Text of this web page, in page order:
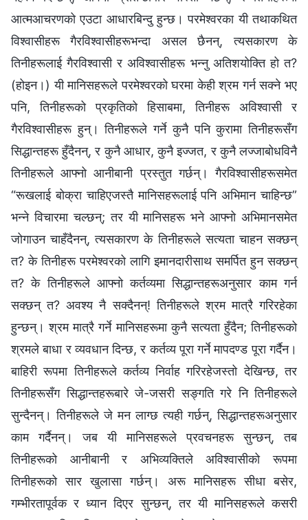
आत्मआचरणको एउटा आधारबिन्दु हुन्छ। परमेश्‍वरका यी तथाकथित
विश्‍वासीहरू गैरविश्‍वासीहरूभन्दा असल छैनन्, त्यसकारण के
तिनीहरूलाई गैरविश्‍वासी र अविश्‍वासीहरू भन्‍नु अतिशयोक्ति हो त?
(होइन।) यी मानिसहरूले परमेश्‍वरको घरमा केही श्रम गर्न सक्‍ने भए
पनि, तिनीहरूको प्रकृतिको हिसाबमा, तिनीहरू अविश्‍वासी र
गैरविश्‍वासीहरू हुन्। तिनीहरूले गर्ने कुनै पनि कुरामा तिनीहरूसँग
सिद्धान्तहरू हुँदैनन्, र कुनै आधार, कुनै इज्जत, र कुनै लज्‍जाबोधविनै
तिनीहरूले आफ्‍नो आनीबानी प्रस्तुत गर्छन्। गैरविश्‍वासीहरूसमेत
“रूखलाई बोक्रा चाहिएजस्तै मानिसहरूलाई पनि अभिमान चाहिन्छ”
भन्‍ने विचारमा चल्छन्; तर यी मानिसहरू भने आफ्नो अभिमानसमेत
जोगाउन चाहँदैनन्, त्यसकारण के तिनीहरूले सत्यता चाहन सक्छन्
त? के तिनीहरू परमेश्‍वरको लागि इमानदारीसाथ समर्पित हुन सक्छन्
त? के तिनीहरूले आफ्नो कर्तव्यमा सिद्धान्तहरूअनुसार काम गर्न
सक्छन् त? अवश्य नै सक्दैनन्! तिनीहरूले श्रम मात्रै गरिरहेका
हुन्छन्। श्रम मात्रै गर्ने मानिसहरूमा कुनै सत्यता हुँदैन; तिनीहरूको
श्रमले बाधा र व्यवधान दिन्छ, र कर्तव्य पूरा गर्ने मापदण्ड पूरा गर्दैन।
बाहिरी रूपमा तिनीहरूले कर्तव्य निर्वाह गरिरहेजस्तो देखिन्छ, तर
तिनीहरूसँग सिद्धान्तहरूबारे जे-जसरी सङ्गति गरे नि तिनीहरूले
सुन्दैनन्। तिनीहरूले जे मन लाग्छ त्यही गर्छन्, सिद्धान्तहरूअनुसार
काम गर्दैनन्। जब यी मानिसहरूले प्रवचनहरू सुन्छन्, तब
तिनीहरूको आनीबानी र अभिव्यक्तिले अविश्‍वासीको रूपमा
तिनीहरूको सार खुलासा गर्छन्। अरू मानिसहरू सीधा बसेर,
गम्भीरतापूर्वक र ध्यान दिएर सुन्छन्, तर यी मानिसहरूले कसरी